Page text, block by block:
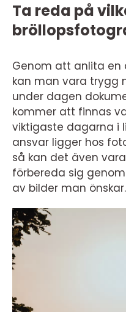
Ta reda på
Genom att anlita en
kan man vara trygg
under dagen
kommer att finnas
viktigaste dagarna i
ansvar ligger hos
så kan det även
förbereda sig
av bilder man önskar.